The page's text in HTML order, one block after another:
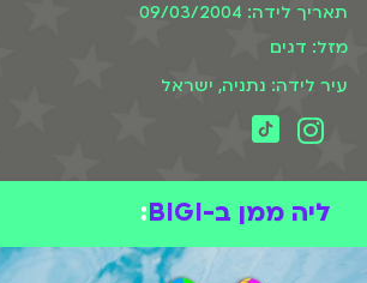
תאריך לידה: 09/03/2004
מזל: דגים
עיר לידה: נתניה, ישראל
ליה ממן ב-BIGI :